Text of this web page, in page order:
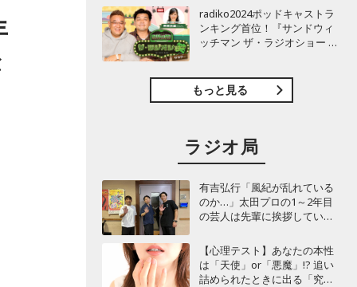
曜天国』インタビュー
radiko2024ポッドキャストラ
ンキング首位！『サンドウィ
ッチマン ザ・ラジオショー サ
もっと見る
ラジオ局
有吉弘行「風紀が乱れている
のか…」太田プロの1～2年目
の芸人は先輩に挨拶していな
【心理テスト】あなたの本性
は「天使」or「悪魔」!? 追い
詰められたときに出る「究極